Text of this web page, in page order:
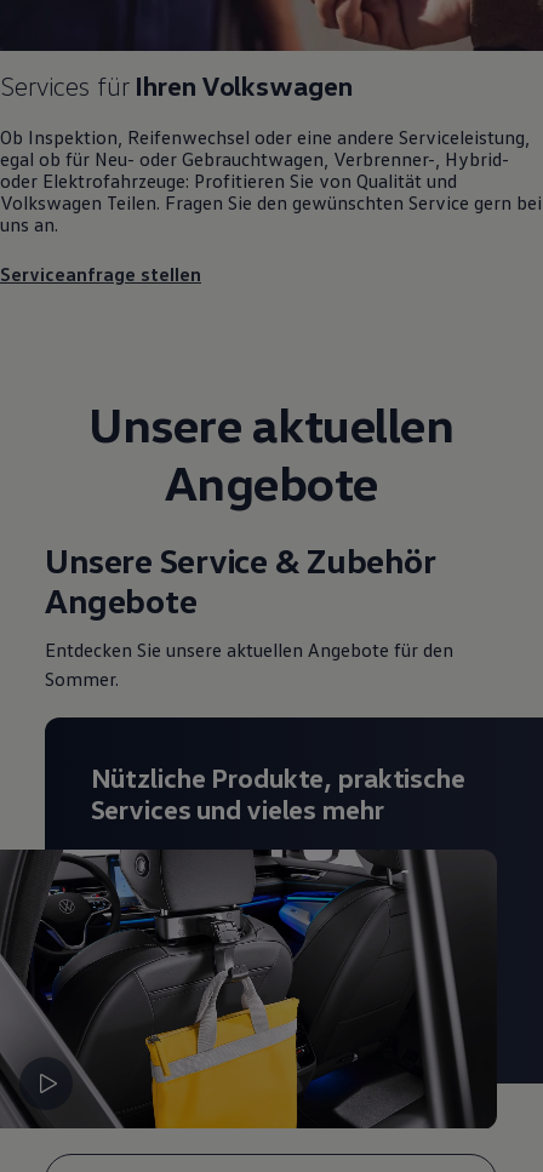
Reparaturen und Checks
Motorenöl und Flüssigkeiten
Räder und Reifen
Pannen- und Unfallhilfe
Economy Service
Volkswagen Teile
Zubehör
Transport
Volkswagen Apps, Login und Shop
Handy und Fahrzeug verbinden
Über Ihr Auto
Vorgängermodelle
Kundeninformationen
Warn- und Kontrollleuchten
Digitale Betriebsanleitung
Magazin
Familie
Pannen- und Unfallhilfe
Volkswagen Kundenbetreuung
Services für Ihren Volkswagen
Ob Inspektion, Reifenwechsel oder eine andere Serviceleistung,
egal ob für Neu- oder Gebrauchtwagen , Verbrenner-, Hybrid-
oder Elektrofahrzeuge: Profitieren Sie von Qualität und
Volkswagen Teilen. Fragen Sie den gewünschten Service gern bei
uns an.
Serviceanfrage stellen
Unsere aktuellen
Angebote
Unsere Service & Zubehör
Angebote
Entdecken Sie unsere aktuellen Angebote für den
Sommer.
Nützliche Produkte, praktische
Services und vieles mehr